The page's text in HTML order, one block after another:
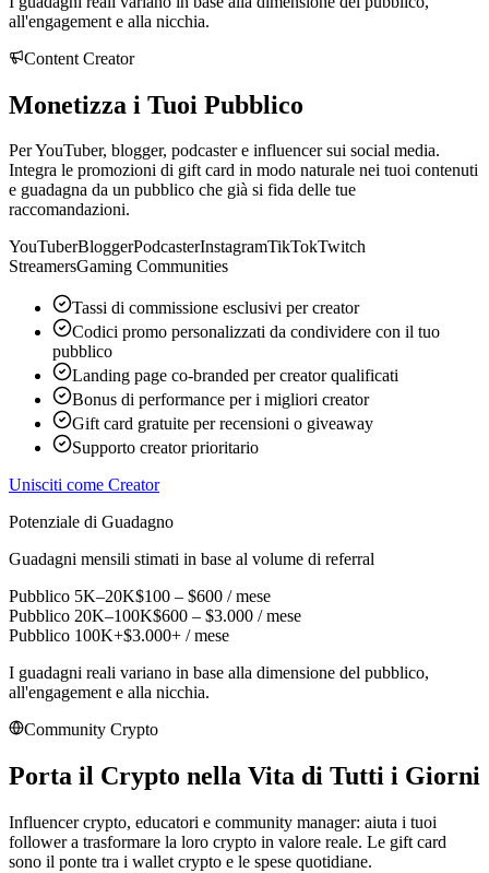
all'engagement e alla nicchia.
Content Creator
Monetizza i Tuoi Pubblico
Per YouTuber, blogger, podcaster e influencer sui social media.
Integra le promozioni di gift card in modo naturale nei tuoi contenuti
e guadagna da un pubblico che già si fida delle tue
raccomandazioni.
YouTuberBloggerPodcasterInstagramTikTokTwitch
StreamersGaming Communities
Tassi di commissione esclusivi per creator
Codici promo personalizzati da condividere con il tuo
pubblico
Landing page co-branded per creator qualificati
Bonus di performance per i migliori creator
Gift card gratuite per recensioni o giveaway
Supporto creator prioritario
Unisciti come Creator
Potenziale di Guadagno
Guadagni mensili stimati in base al volume di referral
Pubblico 5K–20K$100 – $600 / mese
Pubblico 20K–100K$600 – $3.000 / mese
Pubblico 100K+$3.000+ / mese
I guadagni reali variano in base alla dimensione del pubblico,
all'engagement e alla nicchia.
Community Crypto
Porta il Crypto nella Vita di Tutti i Giorni
Influencer crypto, educatori e community manager: aiuta i tuoi
follower a trasformare la loro crypto in valore reale. Le gift card
sono il ponte tra i wallet crypto e le spese quotidiane.